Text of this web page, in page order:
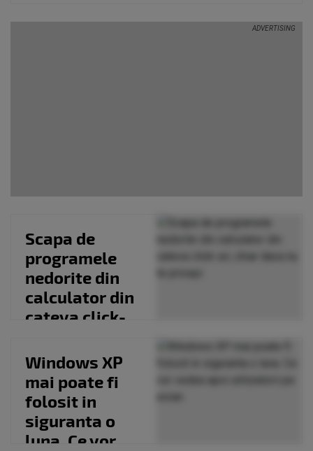
Scapa de
programele
nedorite din
calculator din
cateva click-
nu te...
Windows XP
mai poate fi
folosit in
siguranta o
luna. Ce vor